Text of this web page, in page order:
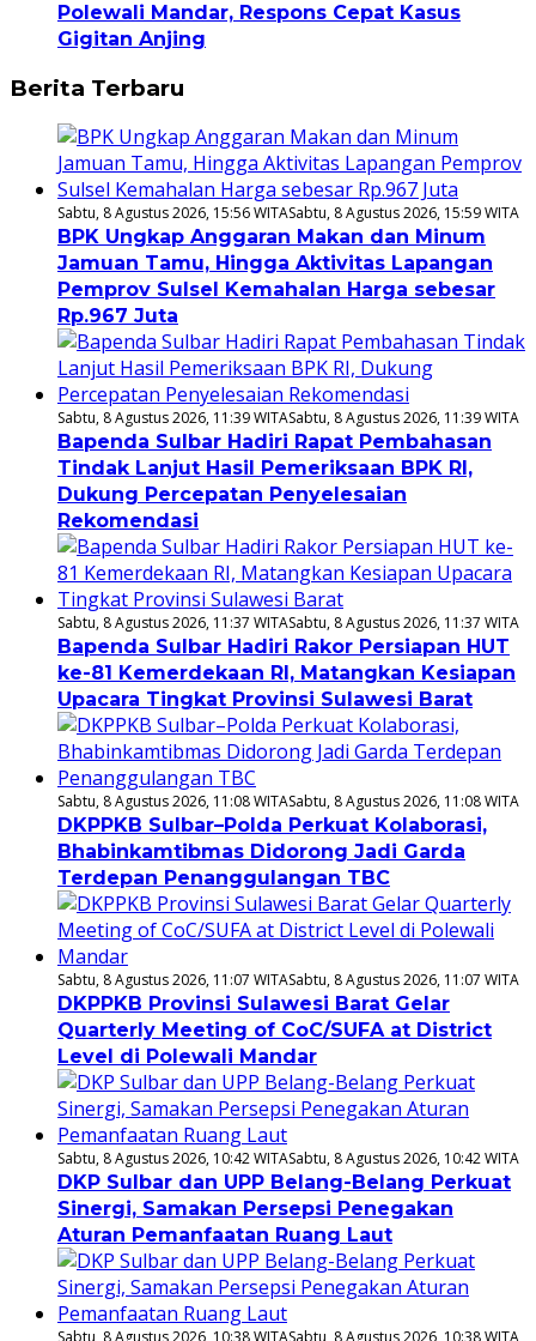
Polewali Mandar, Respons Cepat Kasus
Gigitan Anjing
Berita Terbaru
Sabtu, 8 Agustus 2026, 15:56 WITASabtu, 8 Agustus 2026, 15:59 WITA
BPK Ungkap Anggaran Makan dan Minum
Jamuan Tamu, Hingga Aktivitas Lapangan
Pemprov Sulsel Kemahalan Harga sebesar
Rp.967 Juta
Sabtu, 8 Agustus 2026, 11:39 WITASabtu, 8 Agustus 2026, 11:39 WITA
Bapenda Sulbar Hadiri Rapat Pembahasan
Tindak Lanjut Hasil Pemeriksaan BPK RI,
Dukung Percepatan Penyelesaian
Rekomendasi
Sabtu, 8 Agustus 2026, 11:37 WITASabtu, 8 Agustus 2026, 11:37 WITA
Bapenda Sulbar Hadiri Rakor Persiapan HUT
ke-81 Kemerdekaan RI, Matangkan Kesiapan
Upacara Tingkat Provinsi Sulawesi Barat
Sabtu, 8 Agustus 2026, 11:08 WITASabtu, 8 Agustus 2026, 11:08 WITA
DKPPKB Sulbar–Polda Perkuat Kolaborasi,
Bhabinkamtibmas Didorong Jadi Garda
Terdepan Penanggulangan TBC
Sabtu, 8 Agustus 2026, 11:07 WITASabtu, 8 Agustus 2026, 11:07 WITA
DKPPKB Provinsi Sulawesi Barat Gelar
Quarterly Meeting of CoC/SUFA at District
Level di Polewali Mandar
Sabtu, 8 Agustus 2026, 10:42 WITASabtu, 8 Agustus 2026, 10:42 WITA
DKP Sulbar dan UPP Belang-Belang Perkuat
Sinergi, Samakan Persepsi Penegakan
Aturan Pemanfaatan Ruang Laut